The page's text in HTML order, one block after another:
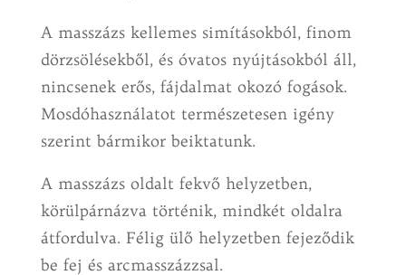
A masszázs kellemes simításokból, finom
dörzsölésekből, és óvatos nyújtásokból áll,
nincsenek erős, fájdalmat okozó fogások.
Mosdóhasználatot természetesen igény
szerint bármikor beiktatunk.
A masszázs oldalt fekvő helyzetben,
körülpárnázva történik, mindkét oldalra
átfordulva. Félig ülő helyzetben fejeződik
be fej és arcmasszázzsal.